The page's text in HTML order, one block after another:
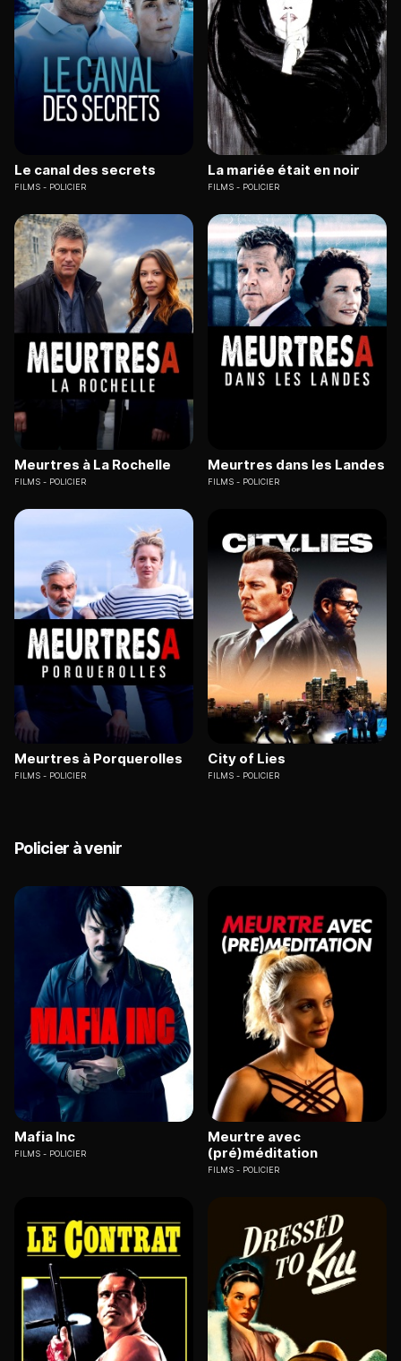
Le canal des secrets
FILMS POLICIER
La mariée était en noir
FILMS POLICIER
Meurtres à La Rochelle
FILMS POLICIER
Meurtres dans les Landes
FILMS POLICIER
Meurtres à Porquerolles
FILMS POLICIER
City of Lies
FILMS POLICIER
Policier à venir
Mafia Inc
FILMS POLICIER
Meurtre avec
(pré)méditation
FILMS POLICIER